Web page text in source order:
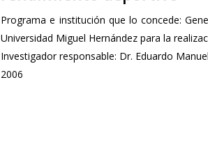
Programa e institución que lo concede:
Universidad Miguel Hernández para la
Investigador responsable: Dr. Eduardo
2006